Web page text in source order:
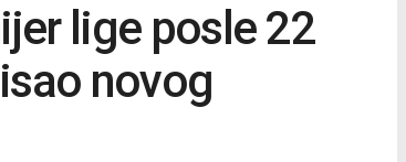
lige posle 22
novog